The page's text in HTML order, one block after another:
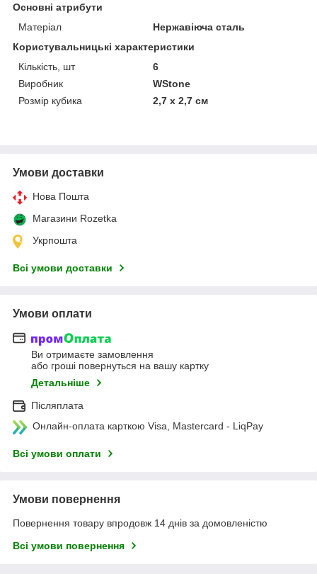
Основні атрибути
Матеріал
Нержавіюча сталь
Користувальницькі характеристики
Кількість, шт
6
Виробник
WStone
Розмір кубика
2,7 х 2,7 см
Умови доставки
Нова Пошта
Магазини Rozetka
Укрпошта
Всі умови доставки
Умови оплати
Ви отримаєте замовлення
або гроші повернуться на вашу картку
Детальніше
Післяплата
Онлайн-оплата карткою Visa, Mastercard - LiqPay
Всі умови оплати
Умови повернення
Повернення товару впродовж 14 днів за домовленістю
Всі умови повернення